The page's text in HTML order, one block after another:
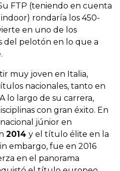
FTP (teniendo en cuenta
rondaría los 450-
en uno de los
del pelotón en lo que a
muy joven en Italia,
nacionales, tanto en
lo largo de su carrera,
con gran éxito. En
júnior en
2014 y el título élite en la
embargo, fue en 2016
en el panorama